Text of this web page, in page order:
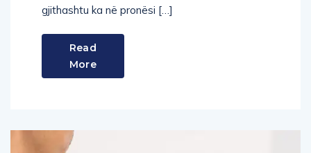
gjithashtu ka në pronësi […]
Read
More